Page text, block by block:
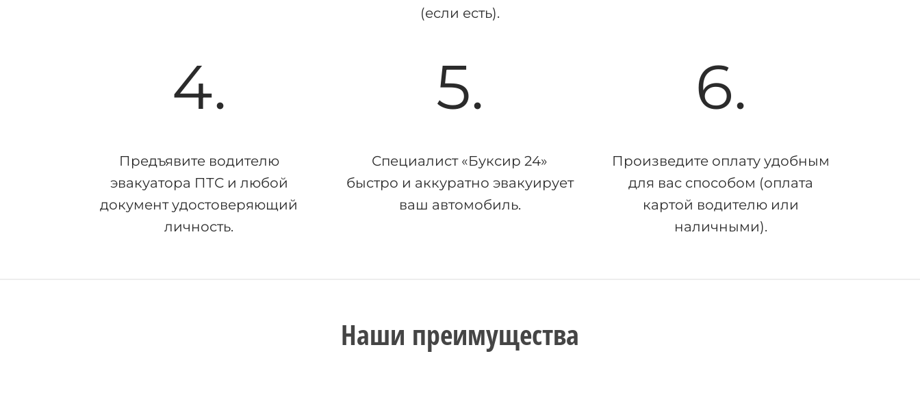
(если есть).
4.
Предъявите водителю
эвакуатора ПТС и любой
документ удостоверяющий
личность.
5.
Специалист «Буксир 24»
быстро и аккуратно эвакуирует
ваш автомобиль.
6.
Произведите оплату удобным
для вас способом (оплата
картой водителю или
наличными).
Наши преимущества